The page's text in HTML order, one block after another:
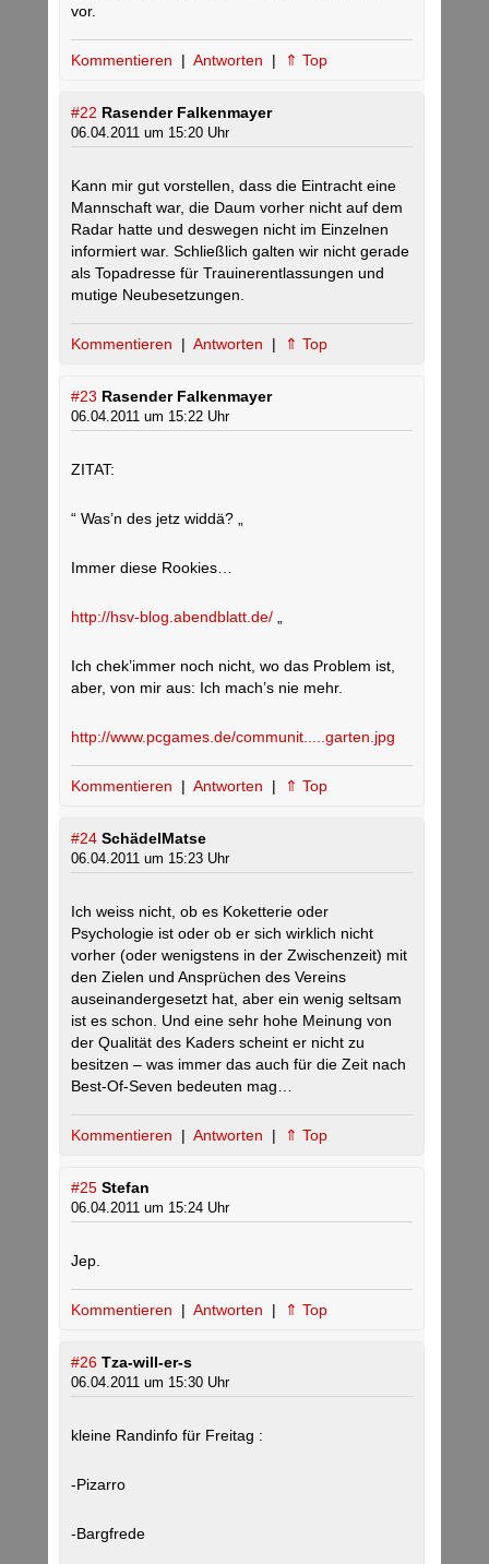
vor.
Kommentieren | Antworten | ⇑ Top
#22 Rasender Falkenmayer
06.04.2011 um 15:20 Uhr
Kann mir gut vorstellen, dass die Eintracht eine
Mannschaft war, die Daum vorher nicht auf dem
Radar hatte und deswegen nicht im Einzelnen
informiert war. Schließlich galten wir nicht gerade
als Topadresse für Trauinerentlassungen und
mutige Neubesetzungen.
Kommentieren | Antworten | ⇑ Top
#23 Rasender Falkenmayer
06.04.2011 um 15:22 Uhr
ZITAT:
“ Was’n des jetz widdä? „
Immer diese Rookies…
http://hsv-blog.abendblatt.de/
Ich chek’immer noch nicht, wo das Problem ist,
aber, von mir aus: Ich mach’s nie mehr.
http://www.pcgames.de/communit.....garten.jpg
Kommentieren | Antworten | ⇑ Top
#24 SchädelMatse
06.04.2011 um 15:23 Uhr
Ich weiss nicht, ob es Koketterie oder
Psychologie ist oder ob er sich wirklich nicht
vorher (oder wenigstens in der Zwischenzeit) mit
den Zielen und Ansprüchen des Vereins
auseinandergesetzt hat, aber ein wenig seltsam
ist es schon. Und eine sehr hohe Meinung von
der Qualität des Kaders scheint er nicht zu
besitzen – was immer das auch für die Zeit nach
Best-Of-Seven bedeuten mag…
Kommentieren | Antworten | ⇑ Top
#25 Stefan
06.04.2011 um 15:24 Uhr
Jep.
Kommentieren | Antworten | ⇑ Top
#26 Tza-will-er-s
06.04.2011 um 15:30 Uhr
kleine Randinfo für Freitag :
-Pizarro
-Bargfrede